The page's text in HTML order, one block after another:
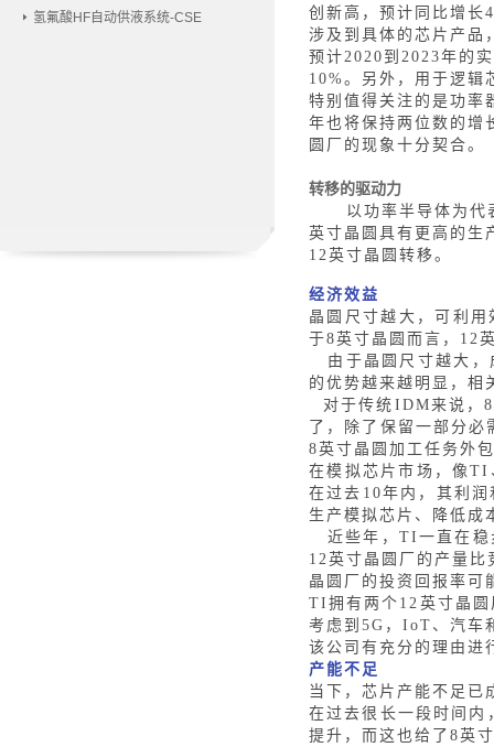
氢氟酸HF自动供液系统-CSE
创新高，预计同比增长
涉及到具体的芯片产品
预计2020到2023年的
10%。另外，用于逻辑
特别值得关注的是功率
年也将保持两位数的增
圆厂的现象十分契合。
转移的驱动力
以功率半导体为代
英寸晶圆具有更高的生
12英寸晶圆转移。
经济效益
晶圆尺寸越大，可利用
于8英寸晶圆而言，12
由于晶圆尺寸越大
的优势越来越明显，相
对于传统 IDM来说，
了，除了保留一部分
8英寸晶圆加工任务外
在模拟芯片市场，像TI
在过去10年内，其利
生产模拟芯片、降低成
近些年， TI一直在稳
12英寸晶圆厂的产量
晶圆厂的投资回报率可
TI拥有两个12英寸晶
考虑到5G，IoT、汽车
该公司有充分的理由进
产能不足
当下，芯片产能不足已
在过去很长一段时间内
提升，而这也给了8英